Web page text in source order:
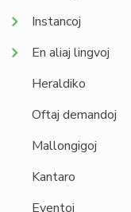
Instancoj
En aliaj lingvoj
Heraldiko
Oftaj demandoj
Mallongigoj
Kantaro
Eventoj